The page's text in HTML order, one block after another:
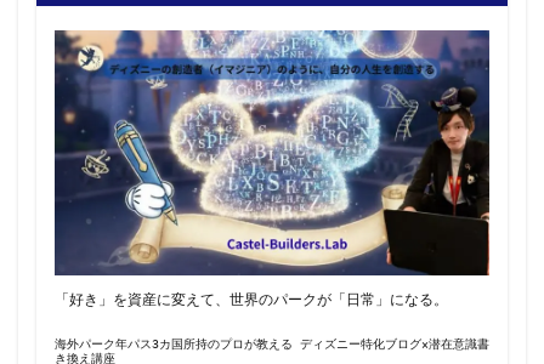
「好き」を資産に変えて、世界のパークが「日常」になる。
海外パーク年パス3カ国所持のプロが教える ディズニー特化ブログ×潜在意識書
き換え講座